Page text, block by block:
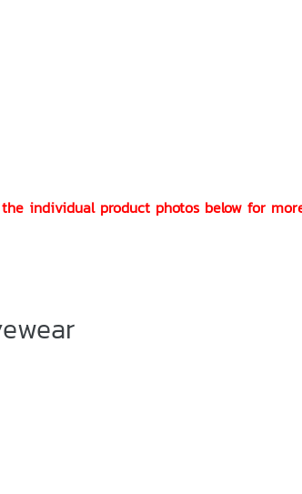
individual product photos below for